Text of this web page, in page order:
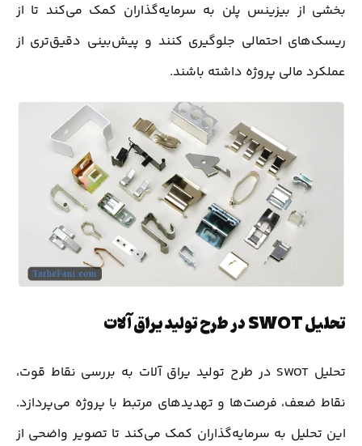
بخشی از بیزینس پلن به سرمایه‌گذاران کمک می‌کند تا از
ریسک‌های احتمالی جلوگیری کنند و پیش‌بینی دقیق‌تری از
عملکرد مالی پروژه داشته باشند.
تحلیل SWOT در طرح تولید یراق آلات
تحلیل SWOT در طرح تولید یراق آلات به بررسی نقاط قوت،
نقاط ضعف، فرصت‌ها و تهدیدهای مرتبط با پروژه می‌پردازد.
این تحلیل به سرمایه‌گذاران کمک می‌کند تا تصویر واضحی از